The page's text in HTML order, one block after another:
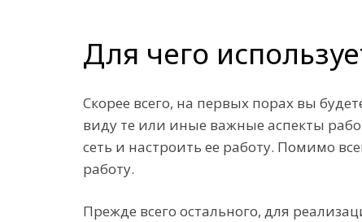
Для чего
Скорее всего, на первых порах вы
виду те или иные важные аспекты
сеть и настроить ее работу. Помимо
работу.
Прежде всего остального, для